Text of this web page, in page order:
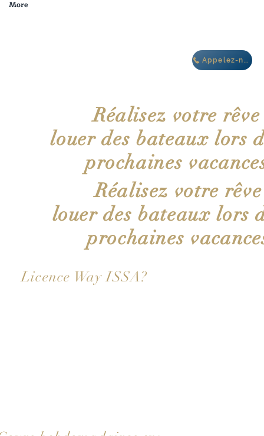
villas Oasis IBIZA
Appelez-nous
More
Réalisez votre rêve
louer des bateaux lors
prochaines
Réalisez votre rêve
louer des bateaux lors
prochaines
Licence Way ISSA?